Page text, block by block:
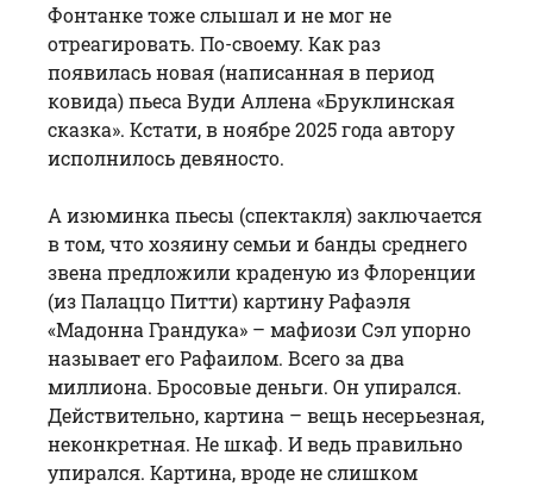
Фонтанке тоже слышал и не мог не
отреагировать. По-своему. Как раз
появилась новая (написанная в период
ковида) пьеса Вуди Аллена «Бруклинская
сказка». Кстати, в ноябре 2025 года автору
исполнилось девяносто.
А изюминка пьесы (спектакля) заключается
в том, что хозяину семьи и банды среднего
звена предложили краденую из Флоренции
(из Палаццо Питти) картину Рафаэля
«Мадонна Грандука» – мафиози Сэл упорно
называет его Рафаилом. Всего за два
миллиона. Бросовые деньги. Он упирался.
Действительно, картина – вещь несерьезная,
неконкретная. Не шкаф. И ведь правильно
упирался. Картина, вроде не слишком